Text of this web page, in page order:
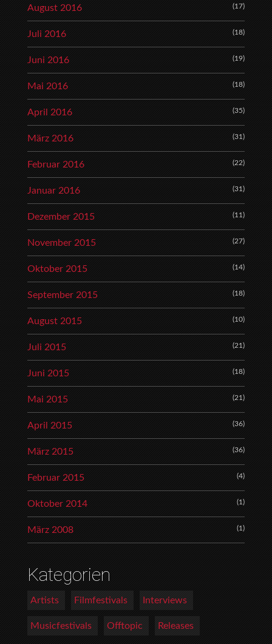
August 2016 (17)
Juli 2016 (18)
Juni 2016 (19)
Mai 2016 (18)
April 2016 (35)
März 2016 (31)
Februar 2016 (22)
Januar 2016 (31)
Dezember 2015 (11)
November 2015 (27)
Oktober 2015 (14)
September 2015 (18)
August 2015 (10)
Juli 2015 (21)
Juni 2015 (18)
Mai 2015 (21)
April 2015 (36)
März 2015 (36)
Februar 2015 (4)
Oktober 2014 (1)
März 2008 (1)
Kategorien
Artists Filmfestivals Interviews
Musicfestivals Offtopic Releases